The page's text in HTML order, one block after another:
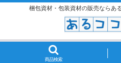
梱包資材・包装資材の販売ならあ
商品検索